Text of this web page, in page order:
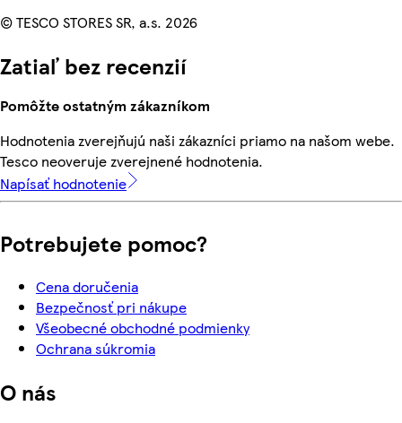
© TESCO STORES SR, a.s. 2026
Zatiaľ bez recenzií
Pomôžte ostatným zákazníkom
Hodnotenia zverejňujú naši zákazníci priamo na našom webe.
Tesco neoveruje zverejnené hodnotenia.
Napísať hodnotenie
Potrebujete pomoc?
Cena doručenia
Bezpečnosť pri nákupe
Všeobecné obchodné podmienky
Ochrana súkromia
O nás